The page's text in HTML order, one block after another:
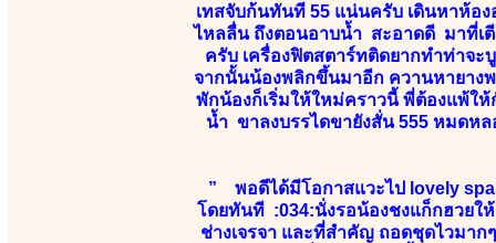
เทสจับก้นทันที 55 แน่นครับ เดินหาห้อ
ไหลลื่น ถึงตอนอาบน้ำ สะอาดดี มาที่เ
ครับ เครื่องฟิตสตาร์ทติดยากทำท่าจ
จากนั้นน้องพลิกขึ้นมาอีก ควานหายาง
พักน้องก็เริ่มให้ใหม่คราวนี้ พี่ต้องแพ้ใ
น้ำ ขาลงบรรไดขายังสั่น 555 หมดห
” พอดีได้มีโอกาสแวะไป lovely
โดยทันที :034:นั่งรอน้องชงแก็กฮวยใ
ช่างเจรจา และที่สำคัญ ถอดชุดไวมา